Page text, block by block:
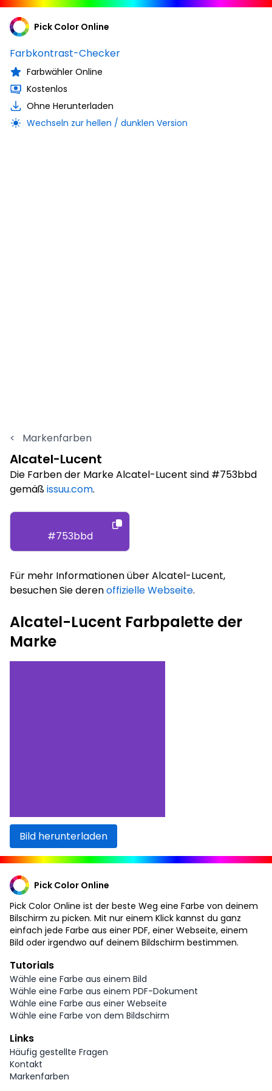
Pick Color Online
Farbkontrast-Checker
Farbwähler Online
Kostenlos
Ohne Herunterladen
Wechseln zur hellen / dunklen Version
< Markenfarben
Alcatel-Lucent
Die Farben der Marke Alcatel-Lucent sind #753bbd
gemäßissuu.com.
#753bbd
Für mehr Informationen über Alcatel-Lucent,
besuchen Sie derenoffizielle Webseite.
Alcatel-Lucent Farbpalette der
Marke
Bild herunterladen
Pick Color Online
Pick Color Online ist der beste Weg eine Farbe von deinem
Bilschirm zu picken. Mit nur einem Klick kannst du ganz
einfach jede Farbe aus einer PDF, einer Webseite, einem
Bild oder irgendwo auf deinem Bildschirm bestimmen.
Tutorials
Wähle eine Farbe aus einem Bild
Wähle eine Farbe aus einem PDF-Dokument
Wähle eine Farbe aus einer Webseite
Wähle eine Farbe von dem Bildschirm
Links
Häufig gestellte Fragen
Kontakt
Markenfarben